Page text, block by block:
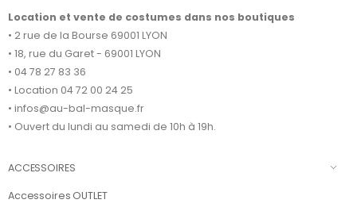
Location et vente de costumes dans nos boutiques
• 2 rue de la Bourse 69001 LYON
• 18, rue du Garet - 69001 LYON
• 04 78 27 83 36
• Location 04 72 00 24 25
• infos@au-bal-masque.fr
• Ouvert du lundi au samedi de 10h à 19h.
ACCESSOIRES
Accessoires OUTLET